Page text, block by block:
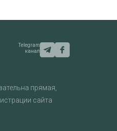
Telegram
канал
прямая,
сайта